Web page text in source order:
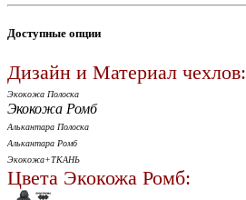
Доступные опции
Дизайн и Материал чехлов:
Экокожа Полоска
Экокожа Ромб
Алькантара Полоска
Алькантара Ромб
Экокожа+ТКАНЬ
Цвета Экокожа Ромб: